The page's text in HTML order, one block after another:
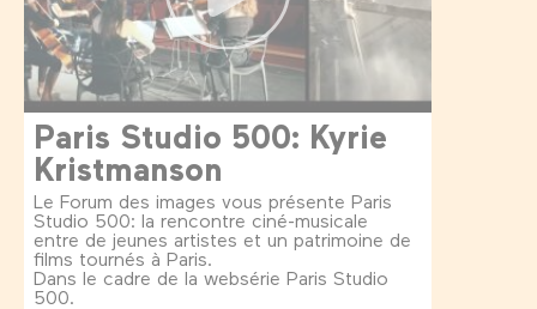
Paris Studio 500: Kyrie
Kristmanson
Le Forum des images vous présente Paris
Studio 500: la rencontre ciné-musicale
entre de jeunes artistes et un patrimoine de
films tournés à Paris.
Dans le cadre de la websérie Paris Studio
500.